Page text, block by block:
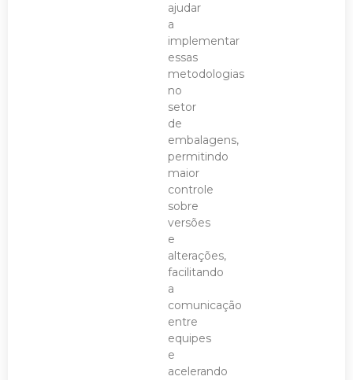
ajudar
a
implementar
essas
metodologias
no
setor
de
embalagens,
permitindo
maior
controle
sobre
versões
e
alterações,
facilitando
a
comunicação
entre
equipes
e
acelerando